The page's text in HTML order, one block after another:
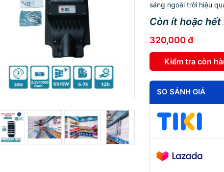
sáng ngoài trời hiệu
Còn ít hoặc hết
320,000 đ
Kiểm tra còn
SO SÁNH GIÁ